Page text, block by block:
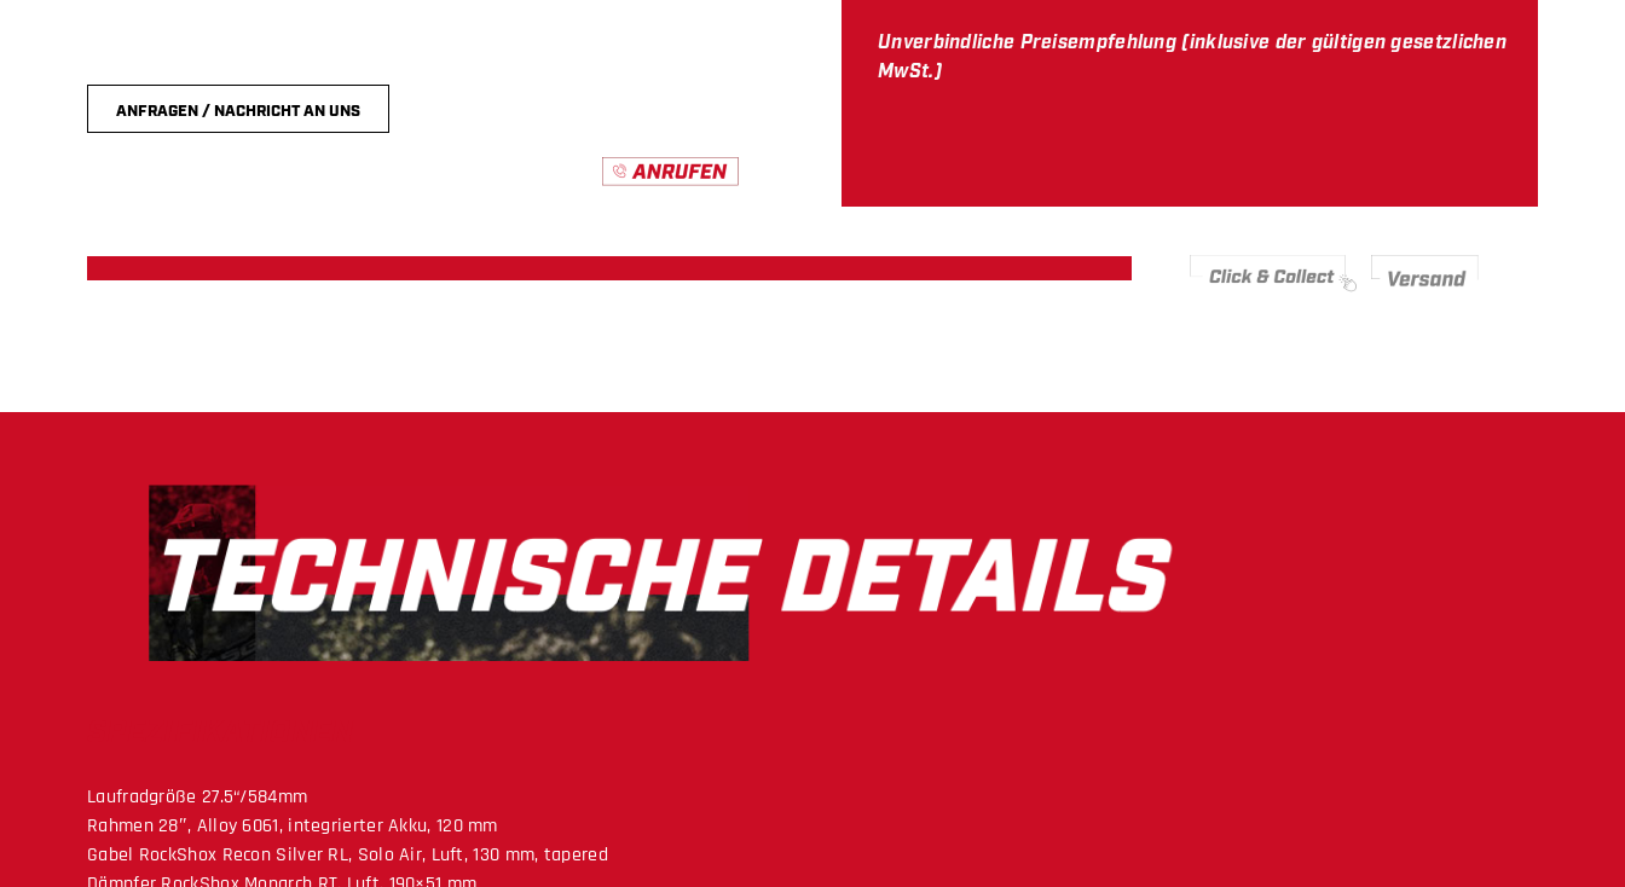
ANFRAGEN / NACHRICHT AN UNS
Unverbindliche Preisempfehlung (inklusive der gültigen gesetzlichen
MwSt.)
Laufradgröße 27.5“/584mm
Rahmen 28″, Alloy 6061, integrierter Akku, 120 mm
Gabel RockShox Recon Silver RL, Solo Air, Luft, 130 mm, tapered